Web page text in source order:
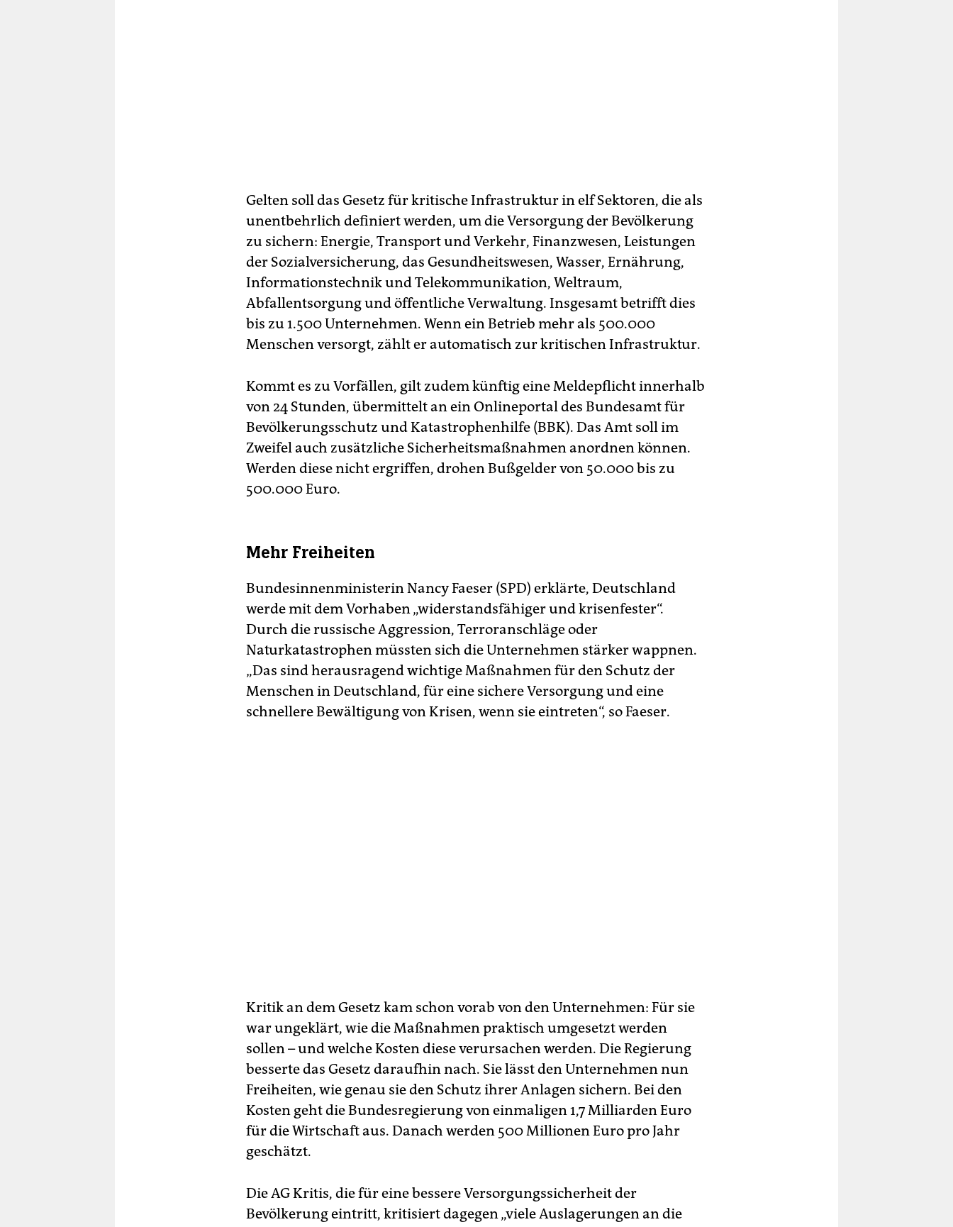
Gelten soll das Gesetz für kritische Infrastruktur in elf Sektoren, die als
unentbehrlich definiert werden, um die Versorgung der Bevölkerung
zu sichern: Energie, Transport und Verkehr, Finanzwesen, Leistungen
der Sozialversicherung, das Gesundheitswesen, Wasser, Ernährung,
Informationstechnik und Telekommunikation, Weltraum,
Abfallentsorgung und öffentliche Verwaltung. Insgesamt betrifft dies
bis zu 1.500 Unternehmen. Wenn ein Betrieb mehr als 500.000
Menschen versorgt, zählt er automatisch zur kritischen Infrastruktur.
Kommt es zu Vorfällen, gilt zudem künftig eine Meldepflicht innerhalb
von 24 Stunden, übermittelt an ein Onlineportal des Bundesamt für
Bevölkerungsschutz und Katastrophenhilfe (BBK). Das Amt soll im
Zweifel auch zusätzliche Sicherheitsmaßnahmen anordnen können.
Werden diese nicht ergriffen, drohen Bußgelder von 50.000 bis zu
500.000 Euro.
Mehr Freiheiten
Bundesinnenministerin Nancy Faeser (SPD) erklärte, Deutschland
werde mit dem Vorhaben „widerstandsfähiger und krisenfester“.
Durch die russische Aggression, Terroranschläge oder
Naturkatastrophen müssten sich die Unternehmen stärker wappnen.
„Das sind herausragend wichtige Maßnahmen für den Schutz der
Menschen in Deutschland, für eine sichere Versorgung und eine
schnellere Bewältigung von Krisen, wenn sie eintreten“, so Faeser.
Kritik an dem Gesetz kam schon vorab von den Unternehmen: Für sie
war ungeklärt, wie die Maßnahmen praktisch umgesetzt werden
sollen – und welche Kosten diese verursachen werden. Die Regierung
besserte das Gesetz daraufhin nach. Sie lässt den Unternehmen nun
Freiheiten, wie genau sie den Schutz ihrer Anlagen sichern. Bei den
Kosten geht die Bundesregierung von einmaligen 1,7 Milliarden Euro
für die Wirtschaft aus. Danach werden 500 Millionen Euro pro Jahr
geschätzt.
Die AG Kritis, die für eine bessere Versorgungssicherheit der
Bevölkerung eintritt, kritisiert dagegen „viele Auslagerungen an die